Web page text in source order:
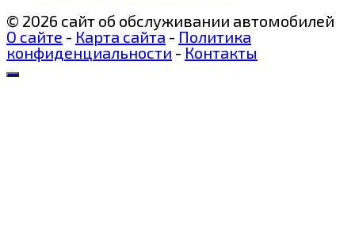
© 2026 сайт об обслуживании автомобилей
О сайте - Карта сайта - Политика
конфиденциальности - Контакты